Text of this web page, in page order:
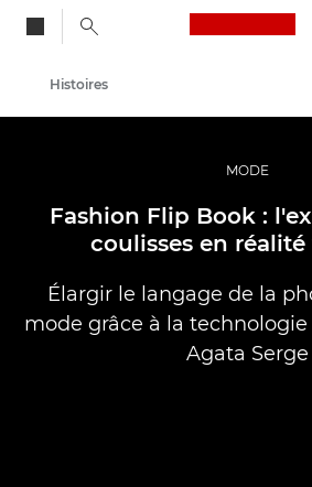
Vidéo et photographie professionnelles
Histoires
MODE
Fashion Flip Book :
coulisses en
Élargir le langage de la
mode grâce à la
Agata Serge